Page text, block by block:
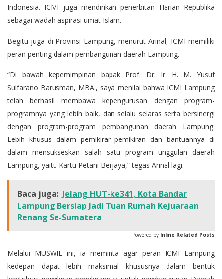
Indonesia. ICMI juga mendirikan penerbitan Harian Republika
sebagai wadah aspirasi umat Islam.
Begitu juga di Provinsi Lampung, menurut Arinal, ICMI memiliki
peran penting dalam pembangunan daerah Lampung.
“Di bawah kepemimpinan bapak Prof. Dr. Ir. H. M. Yusuf
Sulfarano Barusman, MBA., saya menilai bahwa ICMI Lampung
telah berhasil membawa kepengurusan dengan program-
programnya yang lebih baik, dan selalu selaras serta bersinergi
dengan program-program pembangunan daerah Lampung.
Lebih khusus dalam pemikiran-pemikiran dan bantuannya di
dalam mensukseskan salah satu program unggulan daerah
Lampung, yaitu Kartu Petani Berjaya,” tegas Arinal lagi.
Baca juga: Jelang HUT-ke341, Kota Bandar
Lampung Bersiap Jadi Tuan Rumah Kejuaraan
Renang Se-Sumatera
Powered by Inline Related Posts
Melalui MUSWIL ini, ia meminta agar peran ICMI Lampung
kedepan dapat lebih maksimal khususnya dalam bentuk